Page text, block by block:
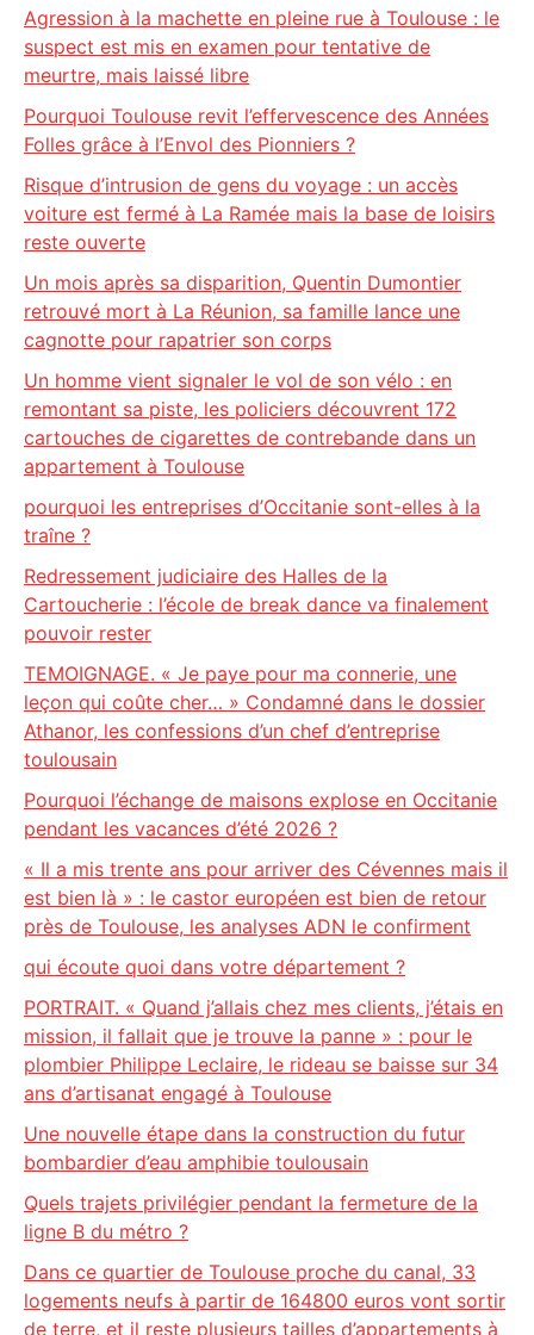
Agression à la machette en pleine rue à Toulouse : le
suspect est mis en examen pour tentative de
meurtre, mais laissé libre
Pourquoi Toulouse revit l’effervescence des Années
Folles grâce à l’Envol des Pionniers ?
Risque d’intrusion de gens du voyage : un accès
voiture est fermé à La Ramée mais la base de loisirs
reste ouverte
Un mois après sa disparition, Quentin Dumontier
retrouvé mort à La Réunion, sa famille lance une
cagnotte pour rapatrier son corps
Un homme vient signaler le vol de son vélo : en
remontant sa piste, les policiers découvrent 172
cartouches de cigarettes de contrebande dans un
appartement à Toulouse
pourquoi les entreprises d’Occitanie sont-elles à la
traîne ?
Redressement judiciaire des Halles de la
Cartoucherie : l’école de break dance va finalement
pouvoir rester
TEMOIGNAGE. « Je paye pour ma connerie, une
leçon qui coûte cher… » Condamné dans le dossier
Athanor, les confessions d’un chef d’entreprise
toulousain
Pourquoi l’échange de maisons explose en Occitanie
pendant les vacances d’été 2026 ?
« Il a mis trente ans pour arriver des Cévennes mais il
est bien là » : le castor européen est bien de retour
près de Toulouse, les analyses ADN le confirment
qui écoute quoi dans votre département ?
PORTRAIT. « Quand j’allais chez mes clients, j’étais en
mission, il fallait que je trouve la panne » : pour le
plombier Philippe Leclaire, le rideau se baisse sur 34
ans d’artisanat engagé à Toulouse
Une nouvelle étape dans la construction du futur
bombardier d’eau amphibie toulousain
Quels trajets privilégier pendant la fermeture de la
ligne B du métro ?
Dans ce quartier de Toulouse proche du canal, 33
logements neufs à partir de 164800 euros vont sortir
de terre, et il reste plusieurs tailles d’appartements à